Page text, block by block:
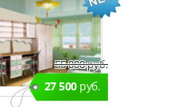
55 000 руб.
27 500руб.